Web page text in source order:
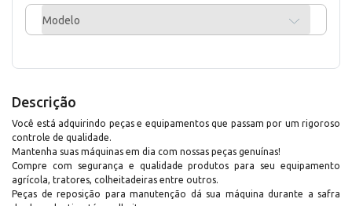
Modelo
Descrição
Você está adquirindo peças e equipamentos que passam por um rigoroso
controle de qualidade.
Mantenha suas máquinas em dia com nossas peças genuínas!
Compre com segurança e qualidade produtos para seu equipamento
agrícola, tratores, colheitadeiras entre outros.
Peças de reposição para manutenção dá sua máquina durante a safra